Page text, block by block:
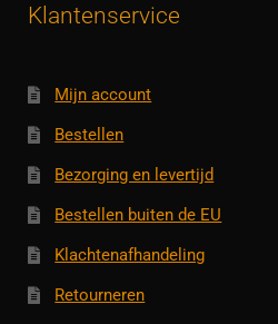
Klantenservice
Mijn account
Bestellen
Bezorging en levertijd
Bestellen buiten de EU
Klachtenafhandeling
Retourneren